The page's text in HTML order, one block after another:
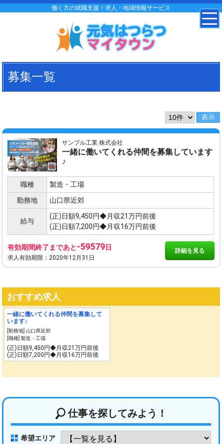
働く方の就職支援！求人・地域情報サービス
募集一覧
サンプル工業 株式会社
一緒に働いてくれる仲間を募集しています
♪
職種
製造・工場
勤務地
山口県近郊
給与
(正)日額9,450円◆月収21万円前後
(正)日額7,200円◆月収16万円前後
有効期間終了まであと-59579日
求人有効期限：2020年12月31日
詳細を見る
おすすめ求人
一緒に働いてくれる仲間を募集して
います♪
[勤務地] 山口県近郊
[職種] 製造・工場
(正)日額9,450円◆月収21万円前後
(正)日額7,200円◆月収16万円前後
仕事を探してみよう！
希望エリア